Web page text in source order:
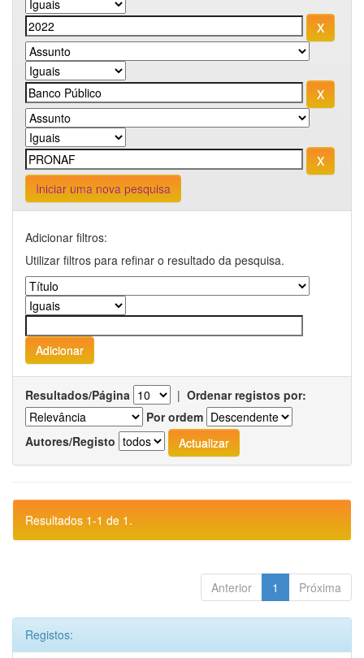
Iniciar uma nova pesquisa
Adicionar filtros:
Utilizar filtros para refinar o resultado da pesquisa.
Resultados/Página | Ordenar registos por:
Por ordem
Autores/Registo
Resultados 1-1 de 1.
Anterior 1 Próxima
Registos: